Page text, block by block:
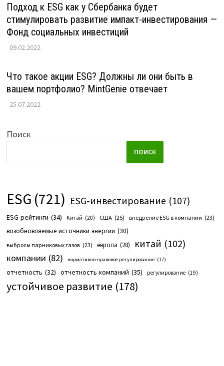
Подход к ESG как у Сбербанка будет
стимулировать развитие импакт-инвестирования —
Фонд социальных инвестиций
09.02.2022
Что такое акции ESG? Должны ли они быть в
вашем портфолио? MintGenie отвечает
25.07.2022
Поиск
ПОИСК
ESG (721) ESG-инвестирование (107)
ESG-рейтинги (34) Китай (20) США (25) внедрение ESG в компании (23)
возобновляемые источники энергии (30)
выбросы парниковых газов (23) европа (28) китай (102)
компании (82) нормативно-правовое регулирование (17)
отчетность (32) отчетность компаний (35) регулирование (19)
устойчивое развитие (178)